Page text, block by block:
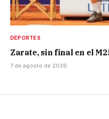
DEPORTES
Zarate, sin final en el
7 de agosto de 2026